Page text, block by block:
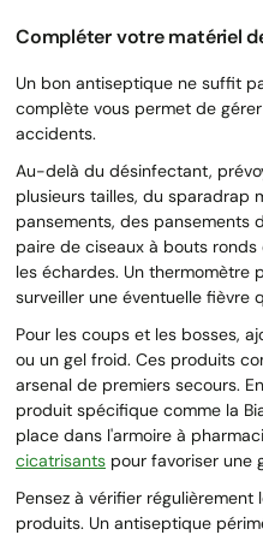
Compléter votre matériel
Un bon antiseptique ne suffit
complète vous permet de
accidents.
Au-delà du désinfectant,
plusieurs tailles, du sparadrap
pansements, des pansements
paire de ciseaux à bouts
les échardes. Un thermomètre
surveiller une éventuelle fièvre
Pour les coups et les bosses,
ou un gel froid. Ces produits
arsenal de premiers secours.
produit spécifique comme la
place dans l'armoire à
cicatrisants pour favoriser une
Pensez à vérifier
produits. Un antiseptique